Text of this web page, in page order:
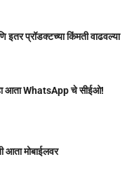
प्रॉडक्टच्या किंमती वाढवल्या
आता WhatsApp चे सीईओ!
आता मोबाईलवर